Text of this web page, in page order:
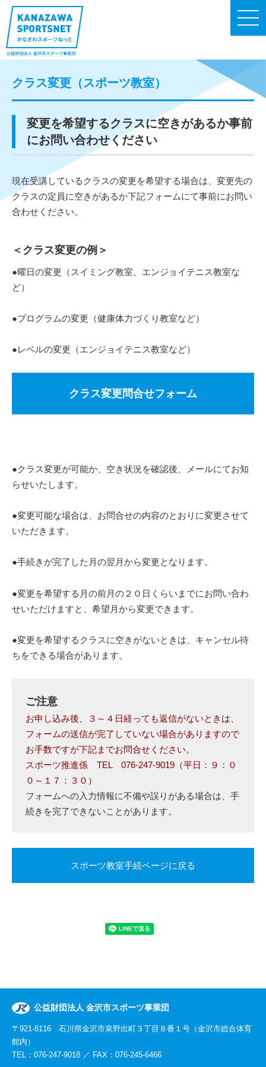
クラス変更（スポーツ教室）
変更を希望するクラスに空きがあるか事前
にお問い合わせください
現在受講しているクラスの変更を希望する場合は、変更先の
クラスの定員に空きがあるか下記フォームにて事前にお問い
合わせください。
＜クラス変更の例＞
●曜日の変更（スイミング教室、エンジョイテニス教室な
ど）
●プログラムの変更（健康体力づくり教室など）
●レベルの変更（エンジョイテニス教室など）
クラス変更問合せフォーム
●クラス変更が可能か、空き状況を確認後、メールにてお知
らせいたします。
●変更可能な場合は、お問合せの内容のとおりに変更させて
いただきます。
●手続きが完了した月の翌月から変更となります。
●変更を希望する月の前月の２０日くらいまでにお問い合わ
せいただけますと、希望月から変更できます。
●変更を希望するクラスに空きがないときは、キャンセル待
ちをできる場合があります。
ご注意
お申し込み後、３～４日経っても返信がないときは、
フォームの送信が完了していない場合がありますので
お手数ですが下記までお問合せください。
スポーツ推進係 TEL 076-247-9019（平日：９：０
０～１７：３０）
フォームへの入力情報に不備や誤りがある場合は、手
続きを完了できないことがあります。
スポーツ教室手続ページに戻る
公益財団法人 金沢市スポーツ事業団
〒921-8116 石川県金沢市泉野出町３丁目８番１号（金沢市総合体育
館内）
TEL：076-247-9018 ／ FAX：076-245-6466